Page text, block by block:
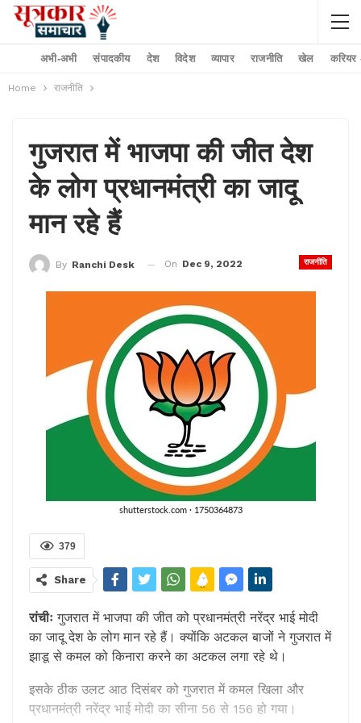
अभी-अभी संपादकीय देश विदेश व्यापार राजनीति खेल करियर
Home राजनीति
गुजरात में भाजपा की जीत देश
के लोग प्रधानमंत्री का जादू
मान रहे हैं
राजनीति
By Ranchi Desk On Dec 9, 2022
379
Share
रांचीः गुजरात में भाजपा की जीत को प्रधानमंत्री नरेंद्र भाई मोदी
का जादू देश के लोग मान रहे हैं। क्योंकि अटकल बाजों ने गुजरात में
झाडू से कमल को किनारा करने का अटकल लगा रहे थे।
इसके ठीक उलट आठ दिसंबर को गुजरात में कमल खिला और
प्रधानमंत्री नरेंद्र भाई मोदी का सीना 56 से 156 हो गया।